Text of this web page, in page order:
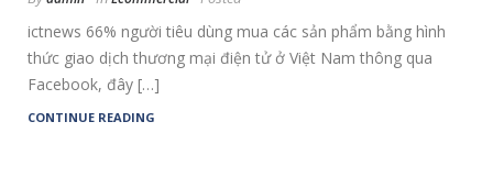
ictnews 66% người tiêu dùng mua các sản phẩm bằng hình
thức giao dịch thương mại điện tử ở Việt Nam thông qua
Facebook, đây […]
CONTINUE READING